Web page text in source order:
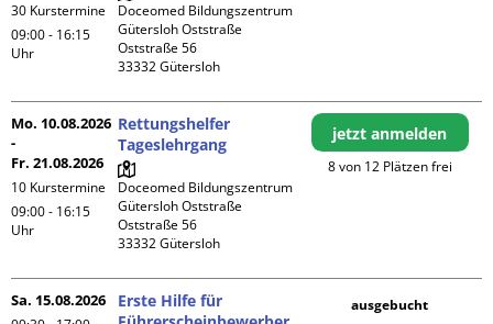
30 Kurstermine
09:00 - 16:15
Uhr
Doceomed Bildungszentrum
Gütersloh Oststraße
Oststraße 56
Mo. 10.08.2026
-
Fr. 21.08.2026
10 Kurstermine
09:00 - 16:15
Uhr
Rettungshelfer
Tageslehrgang
Doceomed Bildungszentrum
Gütersloh Oststraße
Oststraße 56
jetzt anmelden
8 von 12 Plätzen frei
Sa. 15.08.2026
Erste Hilfe für
ausgebucht